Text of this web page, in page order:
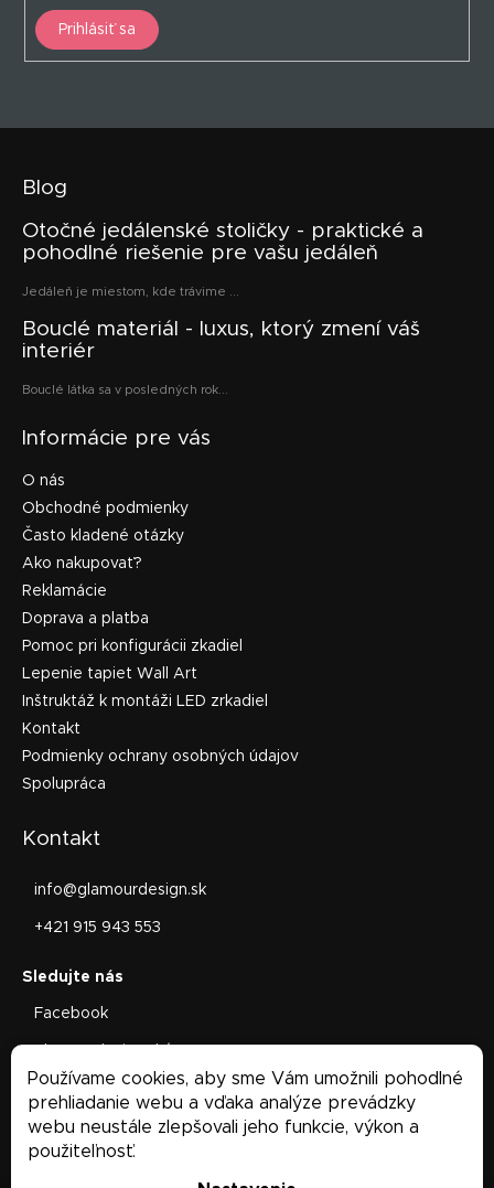
Používame cookies, aby sme Vám umožnili pohodlné
prehliadanie webu a vďaka analýze prevádzky
webu neustále zlepšovali jeho funkcie, výkon a
použiteľnosť.
Prihlásiť sa
Blog
Otočné jedálenské stoličky - praktické a
pohodlné riešenie pre vašu jedáleň
Jedáleň je miestom, kde trávime ...
Bouclé materiál - luxus, ktorý zmení váš
interiér
Bouclé látka sa v posledných rok...
Informácie pre vás
O nás
Obchodné podmienky
Často kladené otázky
Ako nakupovať?
Reklamácie
Doprava a platba
Pomoc pri konfigurácii zkadiel
Lepenie tapiet Wall Art
Inštruktáž k montáži LED zrkadiel
Kontakt
Podmienky ochrany osobných údajov
Spolupráca
Kontakt
info@glamourdesign.sk
+421 915 943 553
Facebook
Facebook